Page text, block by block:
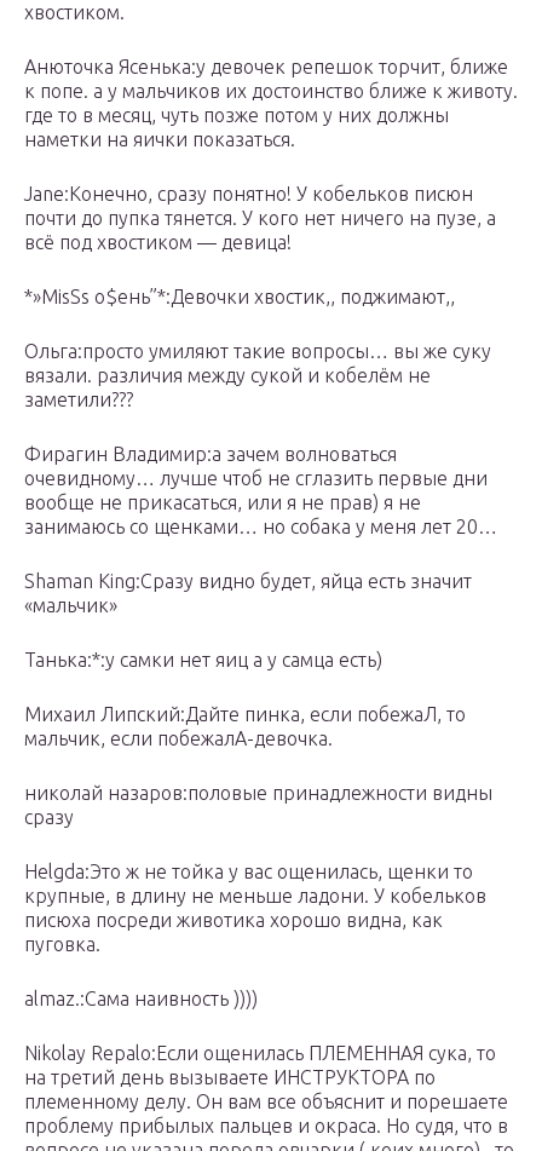
хвостиком.
Анюточка Ясенька:у девочек репешок торчит, ближе
к попе. а у мальчиков их достоинство ближе к животу.
где то в месяц, чуть позже потом у них должны
наметки на яички показаться.
Jane:Конечно, сразу понятно! У кобельков писюн
почти до пупка тянется. У кого нет ничего на пузе, а
всё под хвостиком — девица!
*»MisSs o$ень”*:Девочки хвостик,, поджимают,,
Ольга:просто умиляют такие вопросы… вы же суку
вязали. различия между сукой и кобелём не
заметили???
Фирагин Владимир:а зачем волноваться
очевидному… лучше чтоб не сглазить первые дни
вообще не прикасаться, или я не прав) я не
занимаюсь со щенками… но собака у меня лет 20…
Shaman King:Сразу видно будет, яйца есть значит
«мальчик»
Танька:*:у самки нет яиц а у самца есть)
Михаил Липский:Дайте пинка, если побежаЛ, то
мальчик, если побежалА-девочка.
николай назаров:половые принадлежности видны
сразу
Helgda:Это ж не тойка у вас ощенилась, щенки то
крупные, в длину не меньше ладони. У кобельков
писюха посреди животика хорошо видна, как
пуговка.
almaz.:Сама наивность ))))
Nikolay Repalo:Если ощенилась ПЛЕМЕННАЯ сука, то
на третий день вызываете ИНСТРУКТОРА по
племенному делу. Он вам все объяснит и порешаете
проблему прибылых пальцев и окраса. Но судя, что в